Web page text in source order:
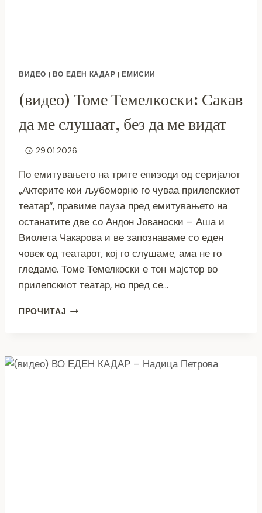
ВИДЕО | ВО ЕДЕН КАДАР |ЕМИСИИ
(видео) Томе Темелкоски: Сакав
да ме слушаат, без да ме видат
29.01.2026
По емитувањето на трите епизоди од серијалот
„Актерите кои љубоморно го чуваа прилепскиот
театар“, правиме пауза пред емитувањето на
останатите две со Андон Јованоски – Аша и
Виолета Чакарова и ве запознаваме со еден
човек од театарот, кој го слушаме, ама не го
гледаме. Томе Темелкоски е тон мајстор во
прилепскиот театар, но пред се…
ПРОЧИТАЈ (ВИДЕО)
МЕ